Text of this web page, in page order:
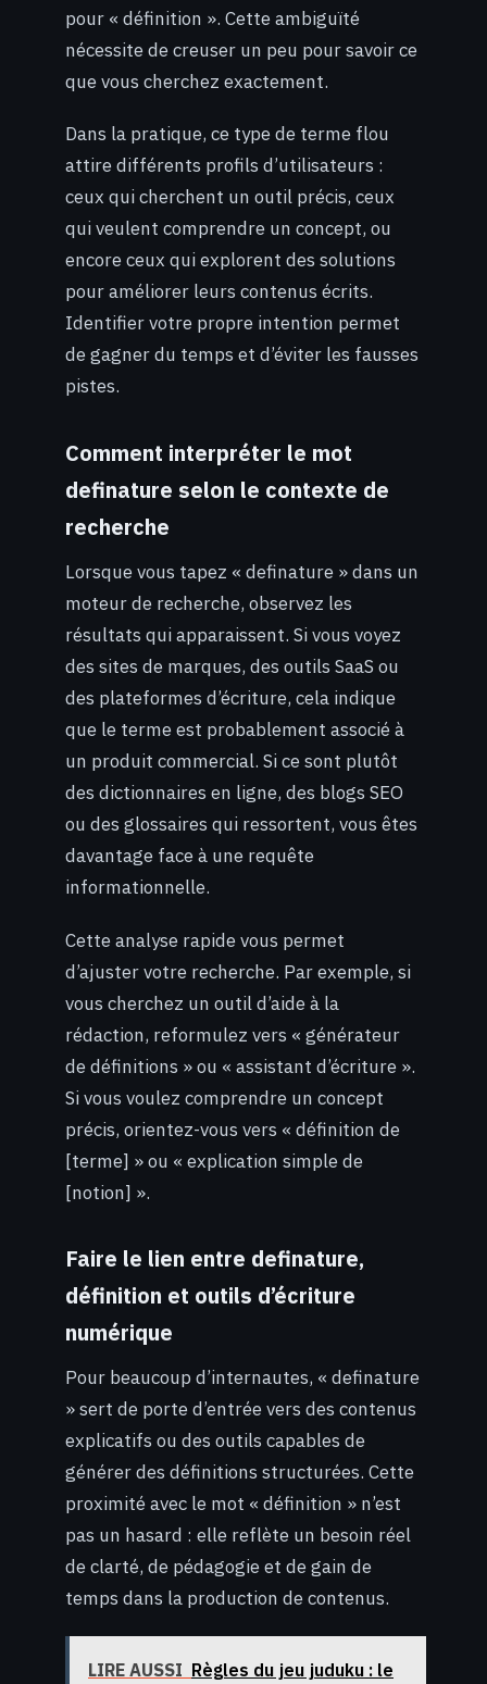
pour « définition ». Cette ambiguïté
nécessite de creuser un peu pour savoir ce
que vous cherchez exactement.
Dans la pratique, ce type de terme flou
attire différents profils d’utilisateurs :
ceux qui cherchent un outil précis, ceux
qui veulent comprendre un concept, ou
encore ceux qui explorent des solutions
pour améliorer leurs contenus écrits.
Identifier votre propre intention permet
de gagner du temps et d’éviter les fausses
pistes.
Comment interpréter le mot
definature selon le contexte de
recherche
Lorsque vous tapez « definature » dans un
moteur de recherche, observez les
résultats qui apparaissent. Si vous voyez
des sites de marques, des outils SaaS ou
des plateformes d’écriture, cela indique
que le terme est probablement associé à
un produit commercial. Si ce sont plutôt
des dictionnaires en ligne, des blogs SEO
ou des glossaires qui ressortent, vous êtes
davantage face à une requête
informationnelle.
Cette analyse rapide vous permet
d’ajuster votre recherche. Par exemple, si
vous cherchez un outil d’aide à la
rédaction, reformulez vers « générateur
de définitions » ou « assistant d’écriture ».
Si vous voulez comprendre un concept
précis, orientez-vous vers « définition de
[terme] » ou « explication simple de
[notion] ».
Faire le lien entre definature,
définition et outils d’écriture
numérique
Pour beaucoup d’internautes, « definature
» sert de porte d’entrée vers des contenus
explicatifs ou des outils capables de
générer des définitions structurées. Cette
proximité avec le mot « définition » n’est
pas un hasard : elle reflète un besoin réel
de clarté, de pédagogie et de gain de
temps dans la production de contenus.
LIRE AUSSI Règles du jeu juduku : le